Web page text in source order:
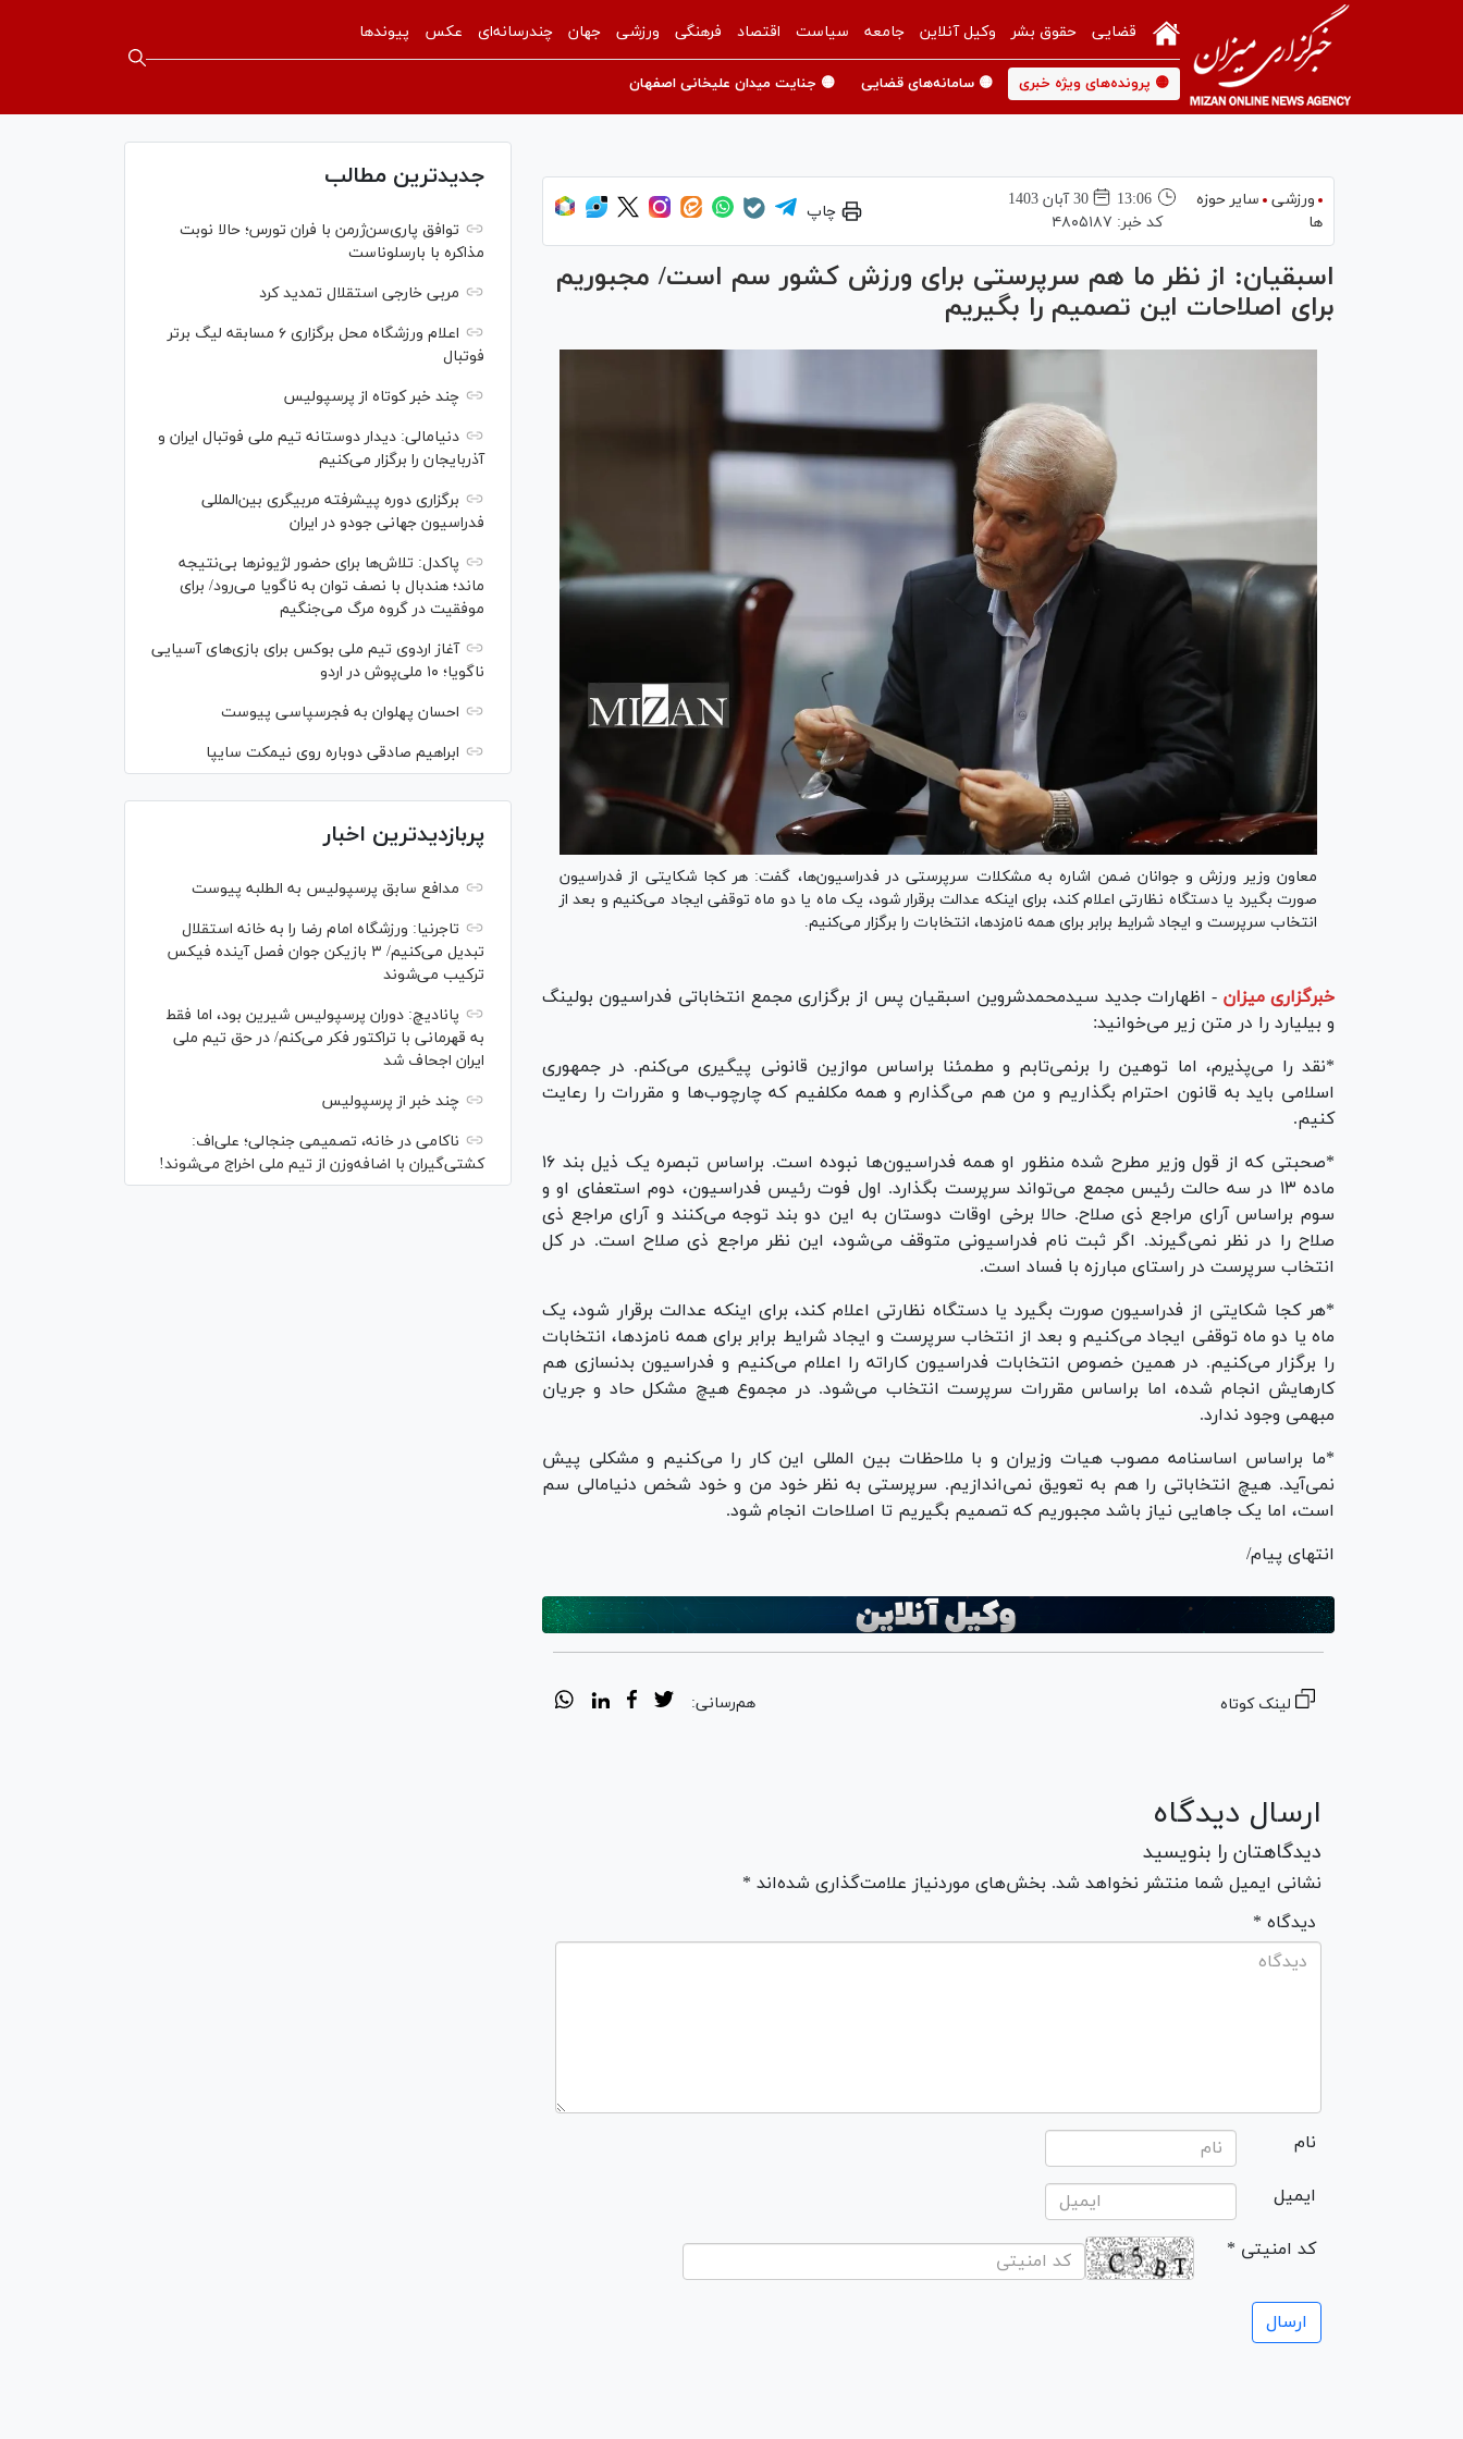
قضایی حقوق بشر وکیل آنلاین جامعه سیاست اقتصاد فرهنگی ورزشی جهان چندرسانه‌ای عکس پیوندها
🟡 پرونده‌های ویژه خبری 🟡 سامانه‌های قضایی 🟡 جنایت میدان علیخانی اصفهان
ورزشی
سایر حوزه
ها
13:06
30 آبان 1403
کد خبر: ۴۸۰۵۱۸۷
چاپ
اسبقیان: از نظر ما هم سرپرستی برای ورزش کشور سم است/ مجبوریم
برای اصلاحات این تصمیم را بگیریم
معاون وزیر ورزش و جوانان ضمن اشاره به مشکلات سرپرستی در فدراسیون‌ها، گفت: هر کجا شکایتی از فدراسیون
صورت بگیرد یا دستگاه نظارتی اعلام کند، برای اینکه عدالت برقرار شود، یک ماه یا دو ماه توقفی ایجاد می‌کنیم و بعد از
انتخاب سرپرست و ایجاد شرایط برابر برای همه نامزدها، انتخابات را برگزار می‌کنیم.
خبرگزاری میزان - اظهارات جدید سیدمحمدشروین اسبقیان پس از برگزاری مجمع انتخاباتی فدراسیون بولینگ
و بیلیارد را در متن زیر می‌خوانید:
*نقد را می‌پذیرم، اما توهین را برنمی‌تابم و مطمئنا براساس موازین قانونی پیگیری می‌کنم. در جمهوری
اسلامی باید به قانون احترام بگذاریم و من هم می‌گذارم و همه مکلفیم که چارچوب‌ها و مقررات را رعایت
کنیم.
*صحبتی که از قول وزیر مطرح شده منظور او همه فدراسیون‌ها نبوده است. براساس تبصره یک ذیل بند ۱۶
ماده ۱۳ در سه حالت رئیس مجمع می‌تواند سرپرست بگذارد. اول فوت رئیس فدراسیون، دوم استعفای او و
سوم براساس آرای مراجع ذی صلاح. حالا برخی اوقات دوستان به این دو بند توجه می‌کنند و آرای مراجع ذی
صلاح را در نظر نمی‌گیرند. اگر ثبت نام فدراسیونی متوقف می‌شود، این نظر مراجع ذی صلاح است. در کل
انتخاب سرپرست در راستای مبارزه با فساد است.
*هر کجا شکایتی از فدراسیون صورت بگیرد یا دستگاه نظارتی اعلام کند، برای اینکه عدالت برقرار شود، یک
ماه یا دو ماه توقفی ایجاد می‌کنیم و بعد از انتخاب سرپرست و ایجاد شرایط برابر برای همه نامزدها، انتخابات
را برگزار می‌کنیم. در همین خصوص انتخابات فدراسیون کاراته را اعلام می‌کنیم و فدراسیون بدنسازی هم
کارهایش انجام شده، اما براساس مقررات سرپرست انتخاب می‌شود. در مجموع هیچ مشکل حاد و جریان
مبهمی وجود ندارد.
*ما براساس اساسنامه مصوب هیات وزیران و با ملاحظات بین المللی این کار را می‌کنیم و مشکلی پیش
نمی‌آید. هیچ انتخاباتی را هم به تعویق نمی‌اندازیم. سرپرستی به نظر خود من و خود شخص دنیامالی سم
است، اما یک جا‌هایی نیاز باشد مجبوریم که تصمیم بگیریم تا اصلاحات انجام شود.
انتهای پیام/
لینک کوتاه هم‌رسانی:
ارسال دیدگاه
دیدگاهتان را بنویسید
نشانی ایمیل شما منتشر نخواهد شد. بخش‌های موردنیاز علامت‌گذاری شده‌اند *
* دیدگاه
نام
ایمیل
* کد امنیتی
جدیدترین مطالب
توافق پاری‌سن‌ژرمن با فران تورس؛ حالا نوبت
مذاکره با بارسلوناست
مربی خارجی استقلال تمدید کرد
اعلام ورزشگاه محل برگزاری ۶ مسابقه لیگ برتر
فوتبال
چند خبر کوتاه از پرسپولیس
دنیامالی: دیدار دوستانه تیم ملی فوتبال ایران و
آذربایجان را برگزار می‌کنیم
برگزاری دوره پیشرفته مربیگری بین‌المللی
فدراسیون جهانی جودو در ایران
پاکدل: تلاش‌ها برای حضور لژیونر‌ها بی‌نتیجه
ماند؛ هندبال با نصف توان به ناگویا می‌رود/ برای
موفقیت در گروه مرگ می‌جنگیم
آغاز اردوی تیم ملی بوکس برای بازی‌های آسیایی
ناگویا؛ ۱۰ ملی‌پوش در اردو
احسان پهلوان به فجرسپاسی پیوست
ابراهیم صادقی دوباره روی نیمکت سایپا
پربازدیدترین اخبار
مدافع سابق پرسپولیس به الطلبه پیوست
تاجرنیا: ورزشگاه امام رضا را به خانه استقلال
تبدیل می‌کنیم/ ۳ بازیکن جوان فصل آینده فیکس
ترکیب می‌شوند
پانادیچ: دوران پرسپولیس شیرین بود، اما فقط
به قهرمانی با تراکتور فکر می‌کنم/ در حق تیم ملی
ایران اجحاف شد
چند خبر از پرسپولیس
ناکامی در خانه، تصمیمی جنجالی؛ علی‌اف:
کشتی‌گیران با اضافه‌وزن از تیم ملی اخراج می‌شوند!